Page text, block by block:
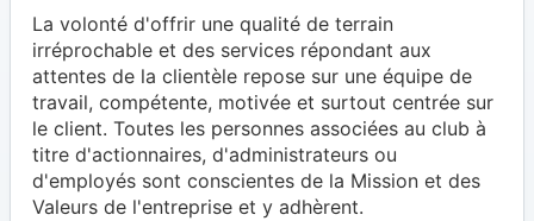
La volonté d'offrir une qualité de terrain
irréprochable et des services répondant aux
attentes de la clientèle repose sur une équipe de
travail, compétente, motivée et surtout centrée sur
le client. Toutes les personnes associées au club à
titre d'actionnaires, d'administrateurs ou
d'employés sont conscientes de la Mission et des
Valeurs de l'entreprise et y adhèrent.